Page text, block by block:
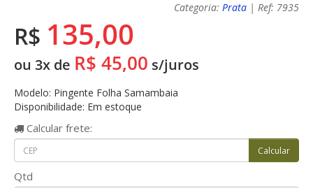
Categoria: Prata | Ref: 7935
R$ 135,00
ou 3x de R$ 45,00 s/juros
Modelo: Pingente Folha Samambaia
Disponibilidade: Em estoque
Calcular frete:
Qtd